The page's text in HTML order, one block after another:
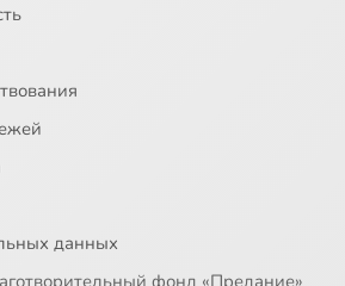
данных
фонд «Предание»